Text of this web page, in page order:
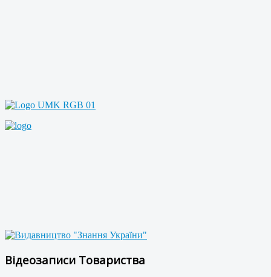
Відеозаписи Товариства